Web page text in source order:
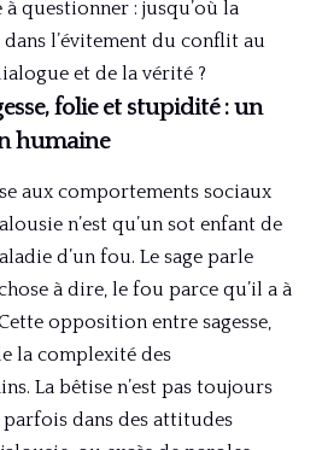
questionner : jusqu’où la
l’évitement du conflit au
et de la vérité ?
folie et stupidité : un
humaine
aux comportements sociaux
n’est qu’un sot enfant de
d’un fou. Le sage parle
à dire, le fou parce qu’il a à
opposition entre sagesse,
la complexité des
La bêtise n’est pas toujours
parfois dans des attitudes